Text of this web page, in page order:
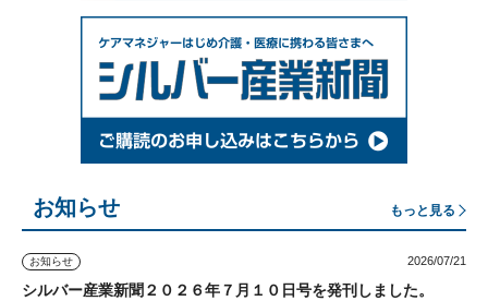
お知らせ もっと見る
お知らせ 2026/07/21
シルバー産業新聞２０２６年７月１０日号を発刊しました。